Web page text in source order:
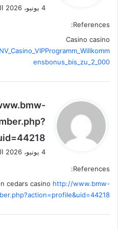
4 يونيو، 2026 الساعة 10:59 ص
References:
Casino casino
ensbonus_bis_zu_2_000
ي
و
ل
4 يونيو، 2026 الساعة 8:32 م
References:
cedars casino http://www.bmw-